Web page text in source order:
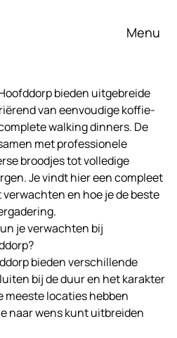
Menu
bieden uitgebreide
van eenvoudige koffie-
walking dinners. De
met professionele
broodjes tot volledige
Je vindt hier een compleet
en hoe je de beste
.
je verwachten bij
bieden verschillende
bij de duur en het karakter
meeste locaties hebben
naar wens kunt uitbreiden